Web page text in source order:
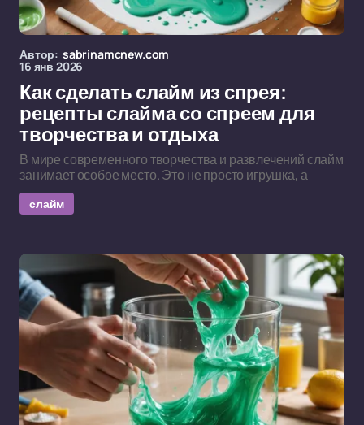
Автор: sabrinamcnew.com
16 янв 2026
Как сделать слайм из спрея:
рецепты слайма со спреем для
творчества и отдыха
В мире современного творчества и развлечений слайм
занимает особое место. Это не просто игрушка, а
слайм